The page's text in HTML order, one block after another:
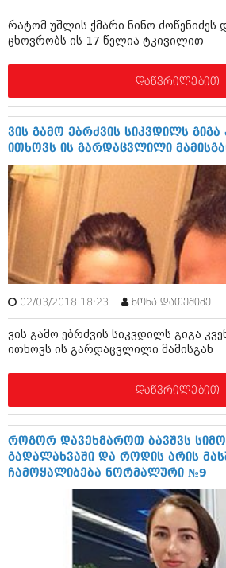
მარტი 2012 (259)
თებერვალი 2012 (376)
იანვარი 2012 (322)
ნოემბერი 2011 (471)
ოქტომბერი 2011 (754)
სექტემბერი 2011 (407)
ივლისი 2011 (400)
ივნისი 2011 (438)
აპრილი 2011 (294)
თებერვალი 2011 (329)
იანვარი 2011 (647)
(157)
დეკემბერი 2010 (881)
ნოემბერი 2010 (422)
სექტემბერი 2010 (449)
აგვისტო 2010 (461)
ივლისი 2010 (556)
ივნისი 2010 (685)
აპრილი 2010 (229)
თებერვალი 2010 (421)
დეკემბერი 2009 (510)
ნოემბერი 2009 (308)
ოქტომბერი 2009 (382)
სექტემბერი 2009 (541)
აგვისტო 2009 (14)
ივლისი 2009 (118)
თებერვალი 0216 (1)
დეკემბერი 0215 (1)
რატომ უშლის ქმარი ნინო ძოწენიძეს
ცხოვრობს ის 17 წელია ტკივილით
დაწვრილებით
ვის გამო ებრძვის სიკვდილს გიგა
ითხოვს ის გარდაცვლილი
02/03/2018 18:23 ნონა დათეშიძე
ვის გამო ებრძვის სიკვდილს გიგა
ითხოვს ის გარდაცვლილი მამისგან
დაწვრილებით
როგორ დავეხმაროთ ბავშვს
გადალახვაში და როდის არის
ჩამოყალიბება ნორმალური №9